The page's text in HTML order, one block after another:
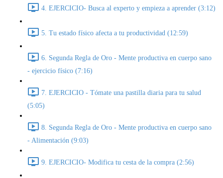
4. EJERCICIO- Busca al experto y empieza a aprender (3:12)
5. Tu estado físico afecta a tu productividad (12:59)
6. Segunda Regla de Oro - Mente productiva en cuerpo sano
- ejercicio físico (7:16)
7. EJERCICIO - Tómate una pastilla diaria para tu salud
(5:05)
8. Segunda Regla de Oro - Mente productiva en cuerpo sano
- Alimentación (9:03)
9. EJERCICIO- Modifica tu cesta de la compra (2:56)